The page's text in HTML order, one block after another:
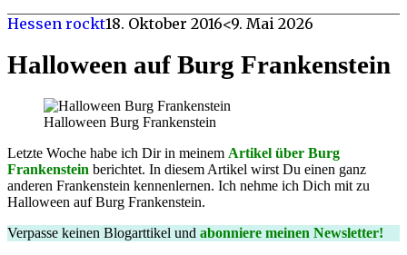
Hessen rockt18. Oktober 2016<9. Mai 2026
Halloween auf Burg Frankenstein
Halloween Burg Frankenstein
Letzte Woche habe ich Dir in meinem Artikel über Burg
Frankenstein berichtet. In diesem Artikel wirst Du einen ganz
anderen Frankenstein kennenlernen. Ich nehme ich Dich mit zu
Halloween auf Burg Frankenstein.
Verpasse keinen Blogarttikel und abonniere meinen Newsletter!